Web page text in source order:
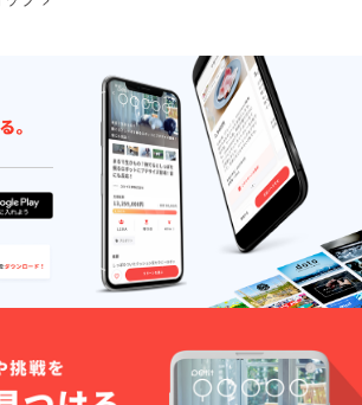
しながら活
動を継続し
ています。
SoHubプロ
ジェクト
も、その一
つとして今
年度から持
動を目指し